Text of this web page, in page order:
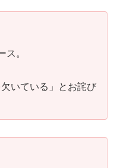
ス。
いている」とお詫び